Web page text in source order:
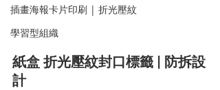
插畫海報卡片印刷 | 折光壓紋
學習型組織
紙盒 折光壓紋封口標籤 | 防拆設
計